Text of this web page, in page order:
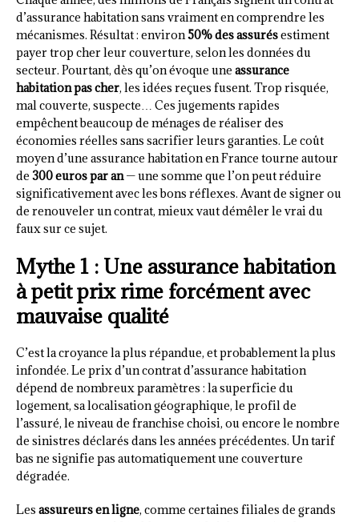
d’assurance habitation sans vraiment en comprendre les
mécanismes. Résultat : environ50% des assurésestiment
payer trop cher leur couverture, selon les données du
secteur. Pourtant, dès qu’on évoque une assurance
habitation pas cher, les idées reçues fusent. Trop risquée,
mal couverte, suspecte… Ces jugements rapides
empêchent beaucoup de ménages de réaliser des
économies réelles sans sacrifier leurs garanties. Le coût
moyen d’une assurance habitation en France tourne autour
de 300 euros par an— une somme que l’on peut réduire
significativement avec les bons réflexes. Avant de signer ou
de renouveler un contrat, mieux vaut démêler le vrai du
faux sur ce sujet.
Mythe 1 : Une assurance habitation
à petit prix rime forcément avec
mauvaise qualité
C’est la croyance la plus répandue, et probablement la plus
infondée. Le prix d’un contrat d’assurance habitation
dépend de nombreux paramètres : la superficie du
logement, sa localisation géographique, le profil de
l’assuré, le niveau de franchise choisi, ou encore le nombre
de sinistres déclarés dans les années précédentes. Un tarif
bas ne signifie pas automatiquement une couverture
dégradée.
Les assureurs en ligne, comme certaines filiales de grands